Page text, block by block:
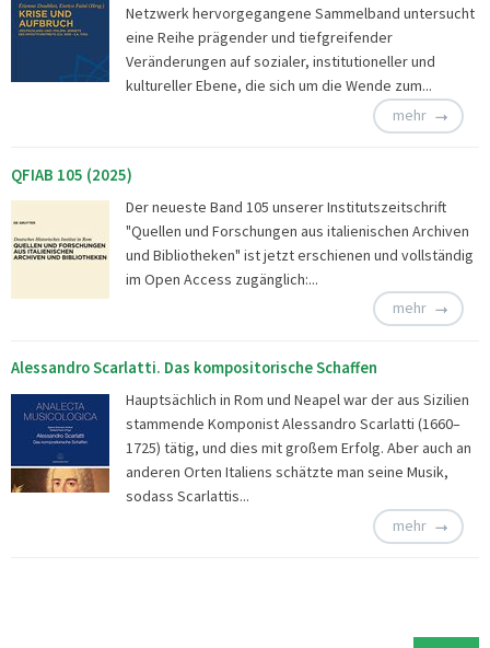
Netzwerk hervorgegangene Sammelband untersucht
eine Reihe prägender und tiefgreifender
Veränderungen auf sozialer, institutioneller und
kultureller Ebene, die sich um die Wende zum...
mehr
QFIAB 105 (2025)
Der neueste Band 105 unserer Institutszeitschrift
"Quellen und Forschungen aus italienischen Archiven
und Bibliotheken" ist jetzt erschienen und vollständig
im Open Access zugänglich:...
mehr
Alessandro Scarlatti. Das kompositorische Schaffen
Hauptsächlich in Rom und Neapel war der aus Sizilien
stammende Komponist Alessandro Scarlatti (1660–
1725) tätig, und dies mit großem Erfolg. Aber auch an
anderen Orten Italiens schätzte man seine Musik,
sodass Scarlattis...
mehr